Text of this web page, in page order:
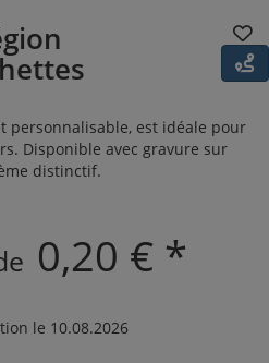
personnalisable, est idéale pour
Disponible avec gravure sur
distinctif.
0,20 € *
le 10.08.2026